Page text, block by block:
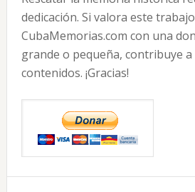
dedicación. Si valora este
CubaMemorias.com con una
grande o pequeña, contribuye
contenidos. ¡Gracias!